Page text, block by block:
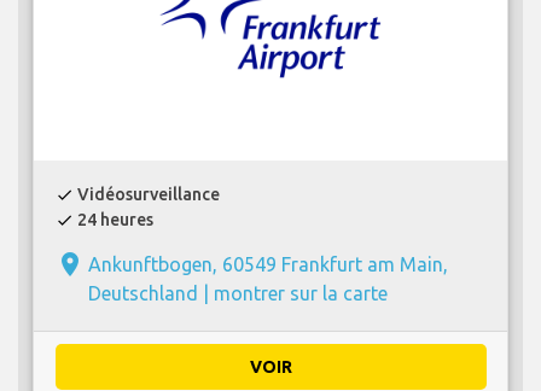
check Vidéosurveillance
check 24 heures
place Ankunftbogen, 60549 Frankfurt am Main,
Deutschland | montrer sur la carte
VOIR